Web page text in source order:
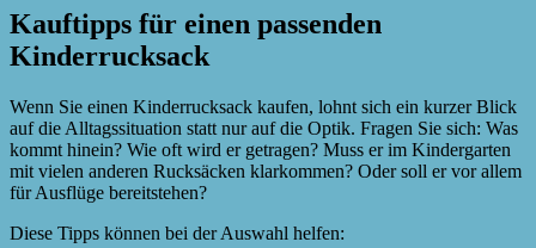
Kauftipps für einen passenden
Kinderrucksack
Wenn Sie einen Kinderrucksack kaufen, lohnt sich ein kurzer Blick
auf die Alltagssituation statt nur auf die Optik. Fragen Sie sich: Was
kommt hinein? Wie oft wird er getragen? Muss er im Kindergarten
mit vielen anderen Rucksäcken klarkommen? Oder soll er vor allem
für Ausflüge bereitstehen?
Diese Tipps können bei der Auswahl helfen: